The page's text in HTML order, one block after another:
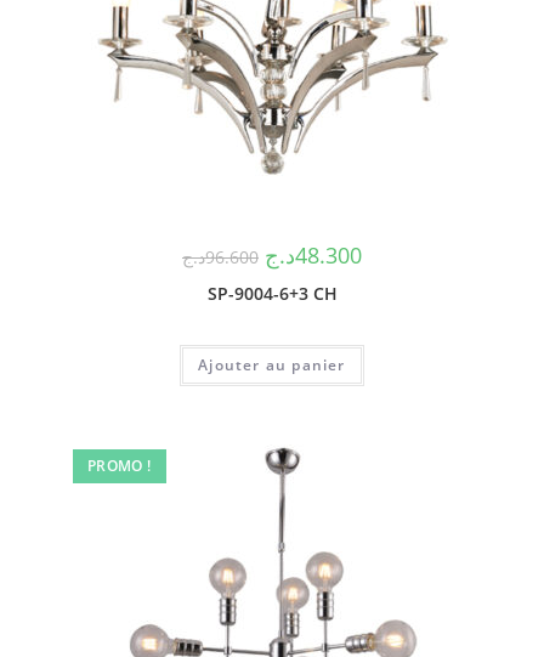
96.600د.ج 48.300د.ج
SP-9004-6+3 CH
Ajouter au panier
PROMO !